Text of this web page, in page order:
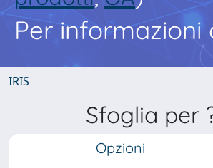
Per
IRIS
Sfoglia per
Opzioni